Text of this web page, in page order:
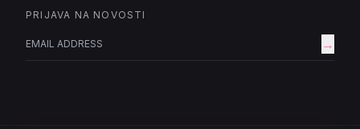
PRIJAVA NA NOVOSTI
→